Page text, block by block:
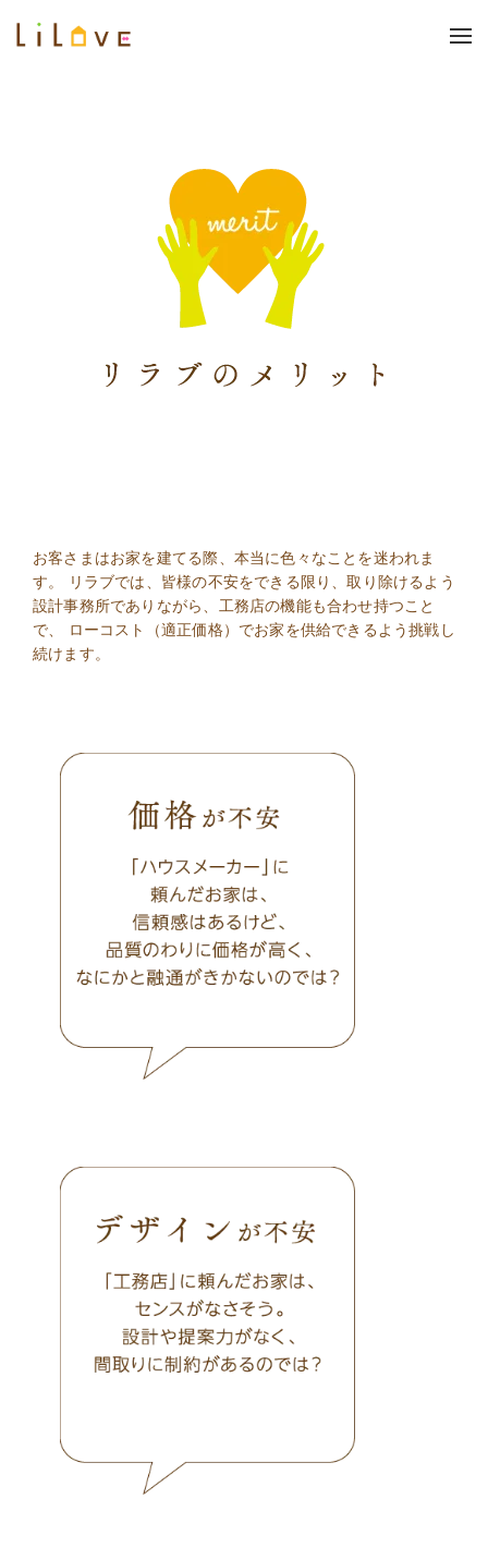
お客さまはお家を建てる際、本当に色々なことを迷われま
す。 リラブでは、皆様の不安をできる限り、取り除けるよう
設計事務所でありながら、工務店の機能も合わせ持つこと
で、 ローコスト（適正価格）でお家を供給できるよう挑戦し
続けます。